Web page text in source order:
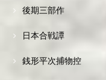
後期三部作
日本合戦譚
銭形平次捕物控